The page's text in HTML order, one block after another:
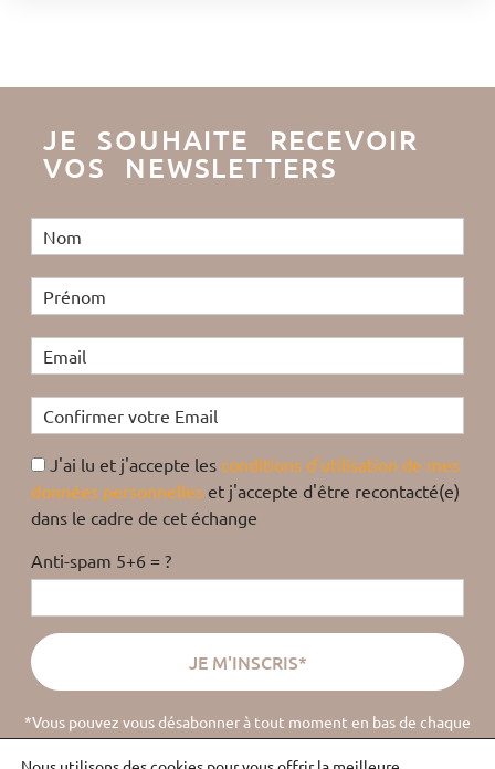
JE SOUHAITE RECEVOIR
VOS NEWSLETTERS
J'ai lu et j'accepte les conditions d'utilisation de mes
données personnelles et j'accepte d'être recontacté(e)
dans le cadre de cet échange
Anti-spam 5+6 = ?
*Vous pouvez vous désabonner à tout moment en bas de chaque
email(lire la politique de confidentialité).